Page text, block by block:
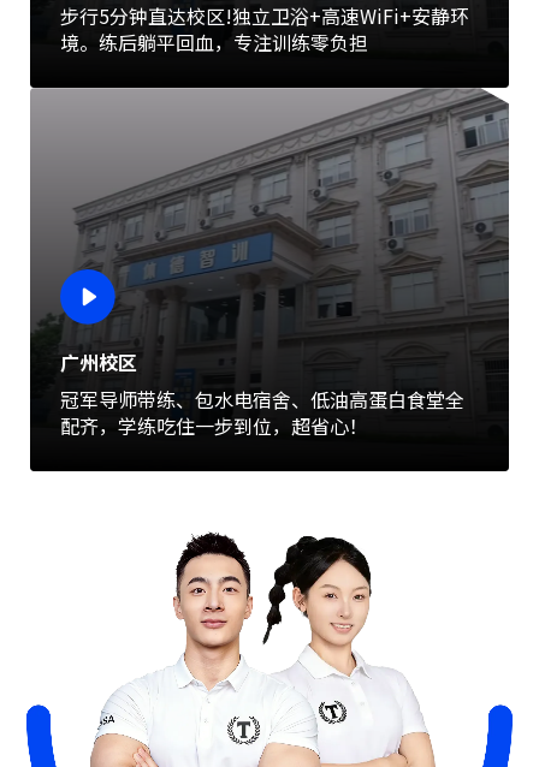
步行5分钟直达校区!独立卫浴+高速WiFi+安静环
境。练后躺平回血，专注训练零负担
广州校区
冠军导师带练、包水电宿舍、低油高蛋白食堂全
配齐，学练吃住一步到位，超省心！